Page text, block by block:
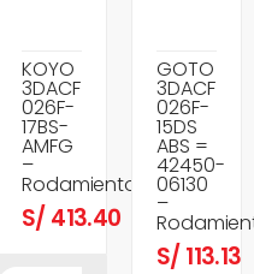
KOYO
3DACF
026F-
17BS-
AMFG
–
Rodamientos
S/ 413.40
GOTO
3DACF
026F-
15DS
ABS =
42450-
06130
–
S/ 113.13